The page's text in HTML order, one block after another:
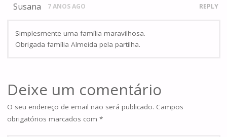
Susana 7 ANOS AGO REPLY
Simplesmente uma família maravilhosa.
Obrigada família Almeida pela partilha.
Deixe um comentário
O seu endereço de email não será publicado. Campos
obrigatórios marcados com *